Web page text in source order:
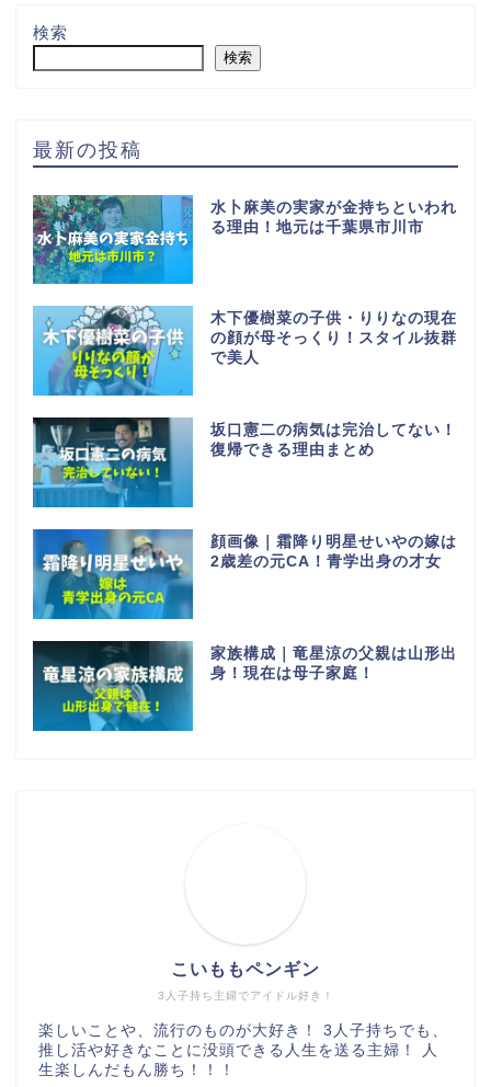
検索
検索
最新の投稿
水卜麻美の実家が金持ちといわれ
る理由！地元は千葉県市川市
木下優樹菜の子供・りりなの現在
の顔が母そっくり！スタイル抜群
で美人
坂口憲二の病気は完治してない！
復帰できる理由まとめ
顔画像｜霜降り明星せいやの嫁は
2歳差の元CA！青学出身の才女
家族構成｜竜星涼の父親は山形出
身！現在は母子家庭！
3人子持ち主婦でアイドル好き！
こいももペンギン
楽しいことや、流行のものが大好き！ 3人子持ちでも、
推し活や好きなことに没頭できる人生を送る主婦！ 人
生楽しんだもん勝ち！！！